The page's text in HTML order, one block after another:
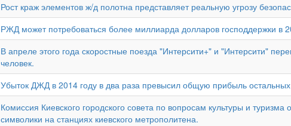
Рост краж элементов ж/д полотна представляет реальную угрозу
РЖД может потребоваться более миллиарда долларов господдержки в
В апреле этого года скоростные поезда "Интерсити+" и "Интерсити"
человек.
Убыток ДЖД в 2014 году в два раза превысил общую прибыль
Комиссия Киевского городского совета по вопросам культуры и
символики на станциях киевского метрополитена.